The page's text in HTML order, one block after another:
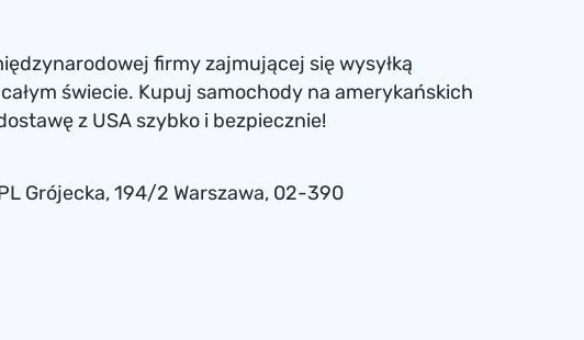
firmy zajmującej się wysyłką
świecie. Kupuj samochody na amerykańskich
z USA szybko i bezpiecznie!
Grójecka , 194/2 Warszawa, 02-390